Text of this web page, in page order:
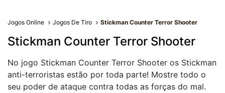
Jogos Online Jogos De Tiro Stickman Counter Terror Shooter
Stickman Counter Terror Shooter
No jogo Stickman Counter Terror Shooter os Stickman
anti-terroristas estão por toda parte! Mostre todo o
seu poder de ataque contra todas as forças do mal.